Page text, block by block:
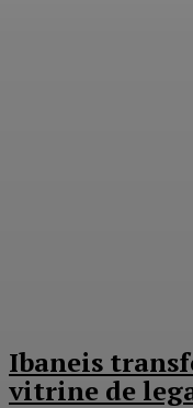
Ibaneis
vitrine de